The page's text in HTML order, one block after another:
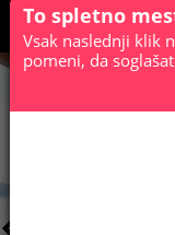
To spletno
Vsak naslednji klik
pomeni, da